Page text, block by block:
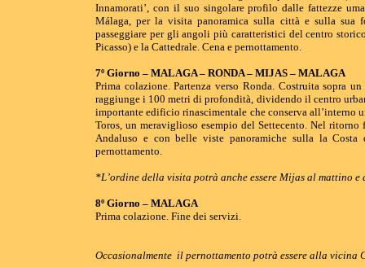
Innamorati’, con il suo singolare profilo dalle fattezze
Málaga, per la visita panoramica sulla città e sulla sua
passeggiare per gli angoli più caratteristici del centro
Picasso) e la Cattedrale. Cena e pernottamento.
7º Giorno – MALAGA – RONDA – MIJAS – MALAGA
Prima colazione. Partenza verso Ronda. Costruita sopra
raggiunge i 100 metri di profondità, dividendo il centro
importante edificio rinascimentale che conserva all’interno
Toros, un meraviglioso esempio del Settecento. Nel
Andaluso e con belle viste panoramiche sulla la
pernottamento.
*L’ordine della visita potrà anche essere Mijas al mattino e
8º Giorno – MALAGA
Prima colazione. Fine dei servizi.
Occasionalmente il pernottamento potrà essere alla vicina